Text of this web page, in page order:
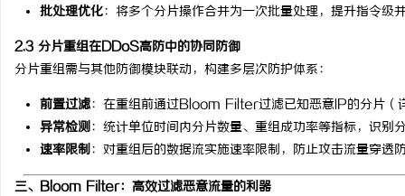
批处理优化：将多个分片操作合并为一次批量处理，提升指令级
2.3 分片重组在DDoS高防中的协同防御
分片重组需与其他防御模块联动，构建多层次防护体系：
前置过滤：在重组前通过Bloom Filter过滤已知恶意IP的分片（
异常检测：统计单位时间内分片数量、重组成功率等指标，识别
速率限制：对重组后的数据流实施速率限制，防止攻击流量穿透
三、Bloom Filter：高效过滤恶意流量的利器